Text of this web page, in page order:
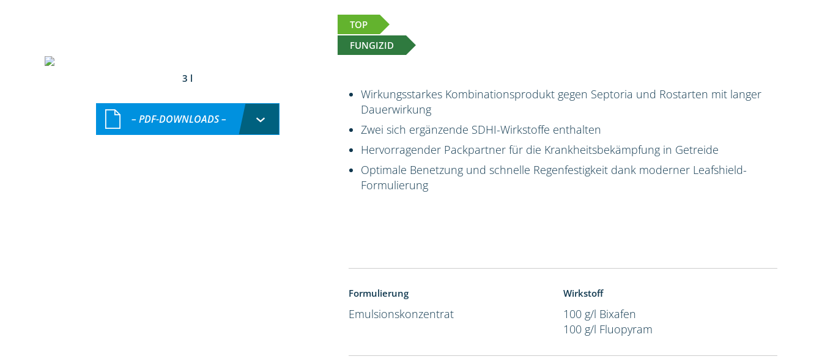
TOP
FUNGIZID
3 l
– PDF-DOWNLOADS –
Wirkungsstarkes Kombinationsprodukt gegen Septoria und Rostarten mit langer
Dauerwirkung
Zwei sich ergänzende SDHI-Wirkstoffe enthalten
Hervorragender Packpartner für die Krankheitsbekämpfung in Getreide
Optimale Benetzung und schnelle Regenfestigkeit dank moderner Leafshield-
Formulierung
Formulierung
Emulsionskonzentrat
Wirkstoff
100 g/l Bixafen
100 g/l Fluopyram